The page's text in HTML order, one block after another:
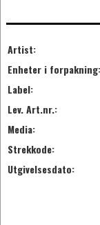
Artist:
Enheter i forpakning:
Label:
Lev. Art.nr.:
Media:
Strekkode:
Utgivelsesdato: